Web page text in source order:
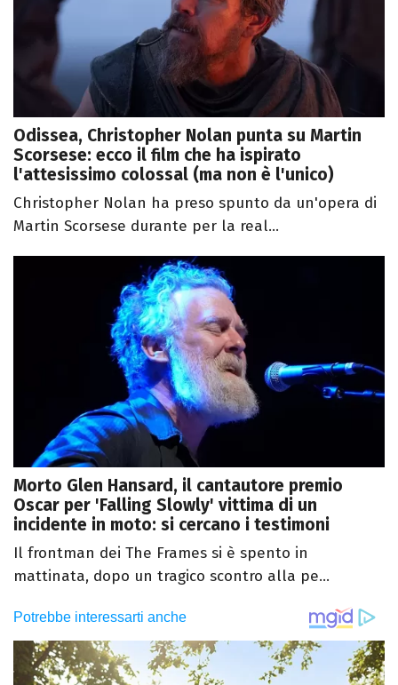
Odissea, Christopher Nolan punta su Martin
Scorsese: ecco il film che ha ispirato
l'attesissimo colossal (ma non è l'unico)
Christopher Nolan ha preso spunto da un'opera di
Martin Scorsese durante per la real...
Morto Glen Hansard, il cantautore premio
Oscar per 'Falling Slowly' vittima di un
incidente in moto: si cercano i testimoni
Il frontman dei The Frames si è spento in
mattinata, dopo un tragico scontro alla pe...